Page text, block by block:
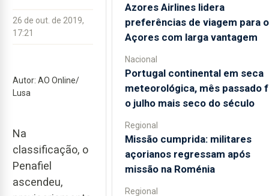
26 de out. de 2019,
17:21
Autor: AO Online/
Lusa
Na
classificação, o
Penafiel
ascendeu,
Azores Airlines lidera
preferências de viagem para
Açores com larga vantagem
Nacional
Portugal continental em seca
meteorológica, mês passado
o julho mais seco do século
Regional
Missão cumprida: militares
açorianos regressam após
missão na Roménia
Regional